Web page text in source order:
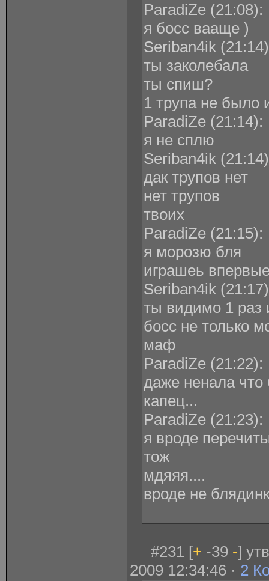
ParadiZe ‎(21:08):
я босс вааще )
Seriban4ik
ты заколебала
ты спиш?
1 трупа не было
ParadiZe ‎(21:14):
я не сплю
Seriban4ik
дак трупов нет
нет трупов
твоих
ParadiZe ‎(21:15):
я морозю бля
играшеь
Seriban4ik
ты видимо 1 раз
босс не только
маф
ParadiZe ‎(21:22):
даже ненала что
капец...
ParadiZe ‎(21:23):
я вроде
тож
мдяяя....
вроде не
#231 [+ -39 -]
2009 12:34:46 · 2